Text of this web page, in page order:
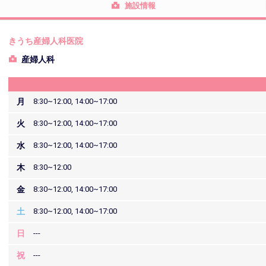
施設情報
きうち産婦人科医院
産婦人科
月 8:30~12:00, 14:00~17:00
火 8:30~12:00, 14:00~17:00
水 8:30~12:00, 14:00~17:00
木 8:30~12:00
金 8:30~12:00, 14:00~17:00
土 8:30~12:00, 14:00~17:00
日 ---
祝 ---